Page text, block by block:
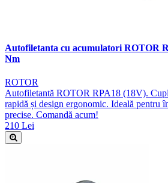
Autofiletanta cu acumulatori ROTOR
Nm
ROTOR
Autofiletantă ROTOR RPA18 (18V).
rapidă și design ergonomic. Ideală pentru
precise. Comandă acum!
210 Lei